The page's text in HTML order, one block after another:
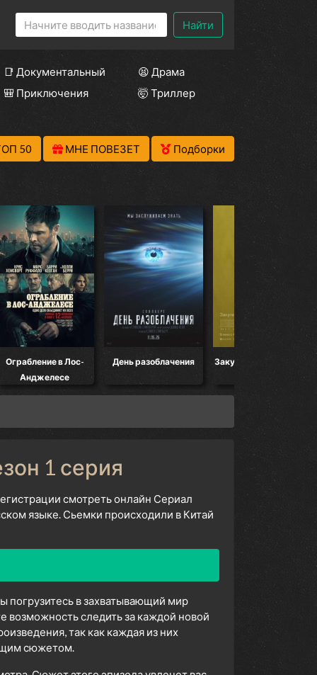
Найти
📑 Документальный
😫 Драма
🎒 Приключения
🤯 Триллер
50 МНЕ ПОВЕЗЕТ Подборки
Ограбление в Лос-
Анджелесе
День разоблачения Закулисье реальности
1 серия
смотреть онлайн Сериал
языке. Сьемки происходили в Китай
погрузитесь в захватывающий мир
возможность следить за каждой новой
так как каждая из них
сюжетом.